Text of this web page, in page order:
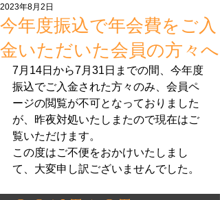
今年度振込で年会費をご入
金いただいた会員の方々へ
2023年8月2日
7月14日から7月31日までの間、今年度
振込でご入金された方々のみ、会員ペ
ージの閲覧が不可となっておりました
が、昨夜対処いたしまたので現在はご
覧いただけます。
この度はご不便をおかけいたしまし
て、大変申し訳ございませんでした。